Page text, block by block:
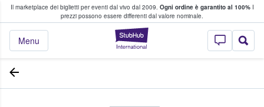
Il marketplace dei biglietti per eventi dal vivo dal 2009. Ogni ordine è garantito al 100%I
prezzi possono essere differenti dal valore nominale.
StubHub - Dove
Menu
fan comprano e vendono biglietti